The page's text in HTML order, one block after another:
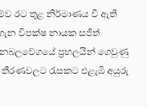
රට තුළ නිර්මාණය වී ඇති
විපක්ෂ නායක සජිත්
ප්‍රභලයින් ගෙවුණු
තීරණවලට රැසකට එළැඹි අයුරු